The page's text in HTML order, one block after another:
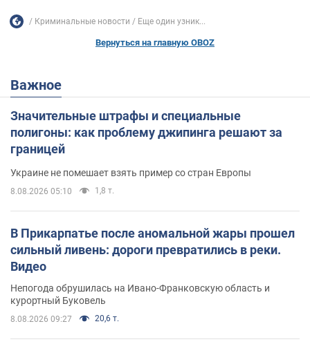
Криминальные новости Еще один узник...
Вернуться на главную OBOZ
Важное
Значительные штрафы и специальные
полигоны: как проблему джипинга решают за
границей
Украине не помешает взять пример со стран Европы
8.08.2026 05:10 1,8 т.
В Прикарпатье после аномальной жары прошел
сильный ливень: дороги превратились в реки.
Видео
Непогода обрушилась на Ивано-Франковскую область и
курортный Буковель
8.08.2026 09:27 20,6 т.